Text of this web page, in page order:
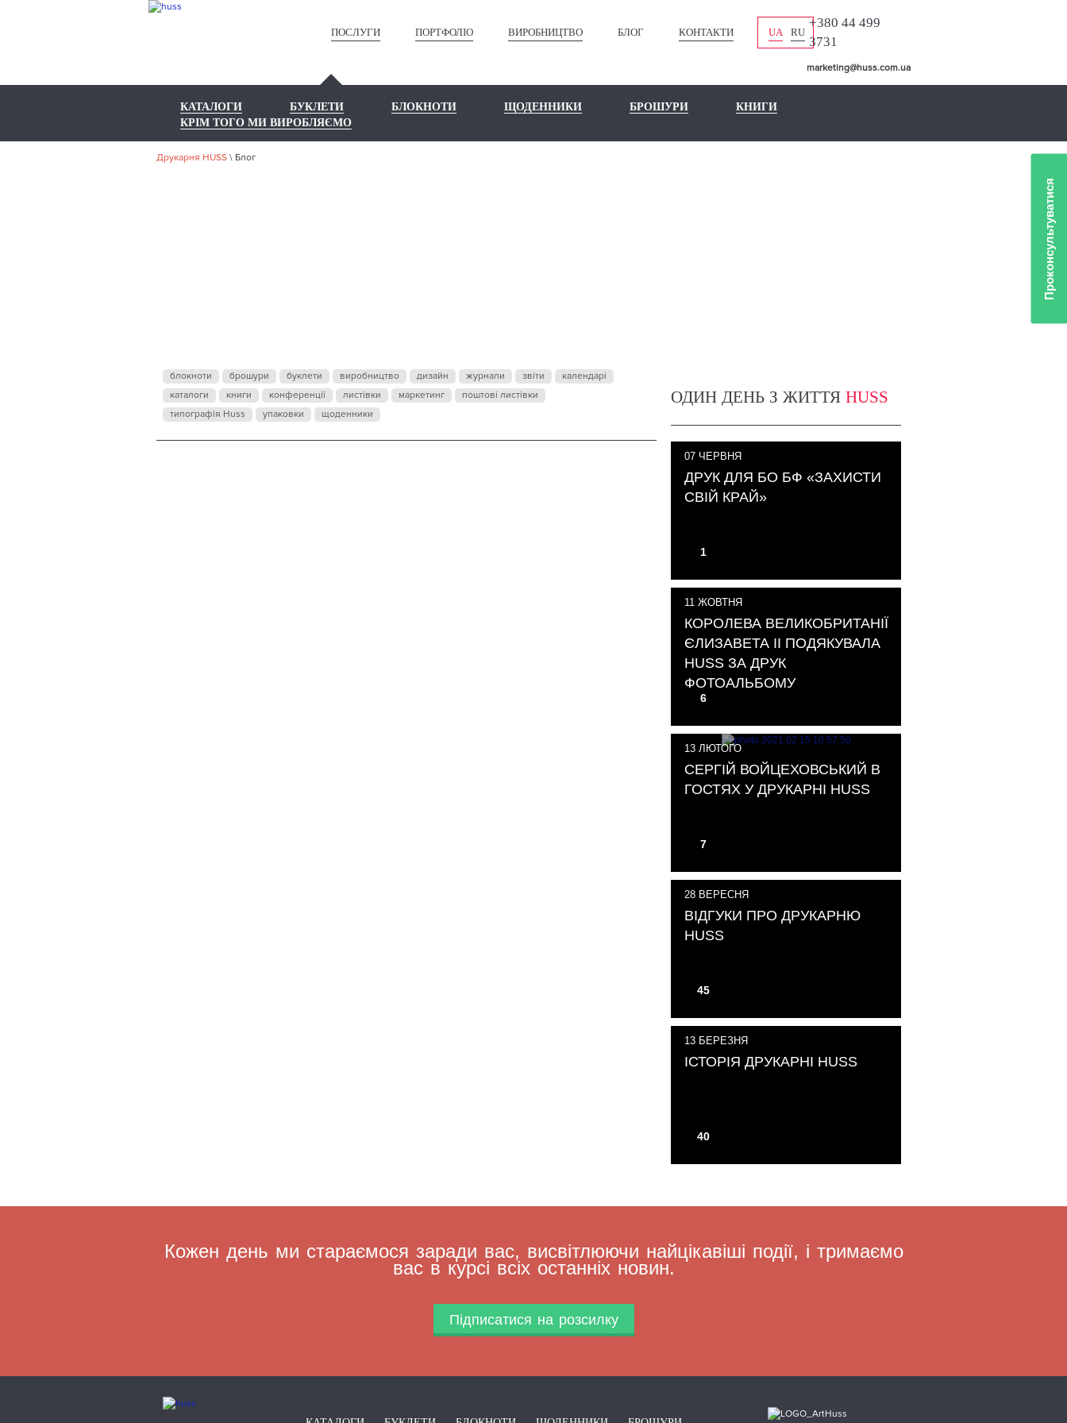
ПОСЛУГИ ПОРТФОЛІО ВИРОБНИЦТВО БЛОГ КОНТАКТИ UA RU
+380 44 499
3731
marketing@huss.com.ua
КАТАЛОГИ БУКЛЕТИ БЛОКНОТИ ЩОДЕННИКИ БРОШУРИ
КНИГИ
КРІМ ТОГО МИ ВИРОБЛЯЄМО
Друкарня HUSS \ Блог
блокноти брошури буклети виробництво дизайн журнали звіти
календарі
каталоги
книги конференції листівки маркетинг
поштові листівки
типографія Huss
упаковки щоденники
ОДИН ДЕНЬ З ЖИТТЯHUSS
1
07 ЧЕРВНЯ
ДРУК ДЛЯ БО БФ «ЗАХИСТИ
СВІЙ КРАЙ»
6
11 ЖОВТНЯ
КОРОЛЕВА ВЕЛИКОБРИТАНІЇ
ЄЛИЗАВЕТА ІІ ПОДЯКУВАЛА
HUSS ЗА ДРУК
ФОТОАЛЬБОМУ
7
13 ЛЮТОГО
СЕРГІЙ ВОЙЦЕХОВСЬКИЙ В
ГОСТЯХ У ДРУКАРНІ HUSS
45
28 ВЕРЕСНЯ
ВІДГУКИ ПРО ДРУКАРНЮ
HUSS
40
13 БЕРЕЗНЯ
ІСТОРІЯ ДРУКАРНІ HUSS
Кожен день ми стараємося заради вас, висвітлюючи найцікавіші події, і тримаємо
вас в курсі всіх останніх новин.
Підписатися на розсилку
Проконсультуватися